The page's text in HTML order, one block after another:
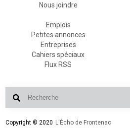
Nous joindre
Emplois
Petites annonces
Entreprises
Cahiers spéciaux
Flux RSS
Copyright © 2020 L'Écho de Frontenac